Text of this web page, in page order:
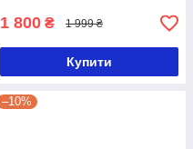
1 800 ₴ 1 999 ₴
Купити
–10%